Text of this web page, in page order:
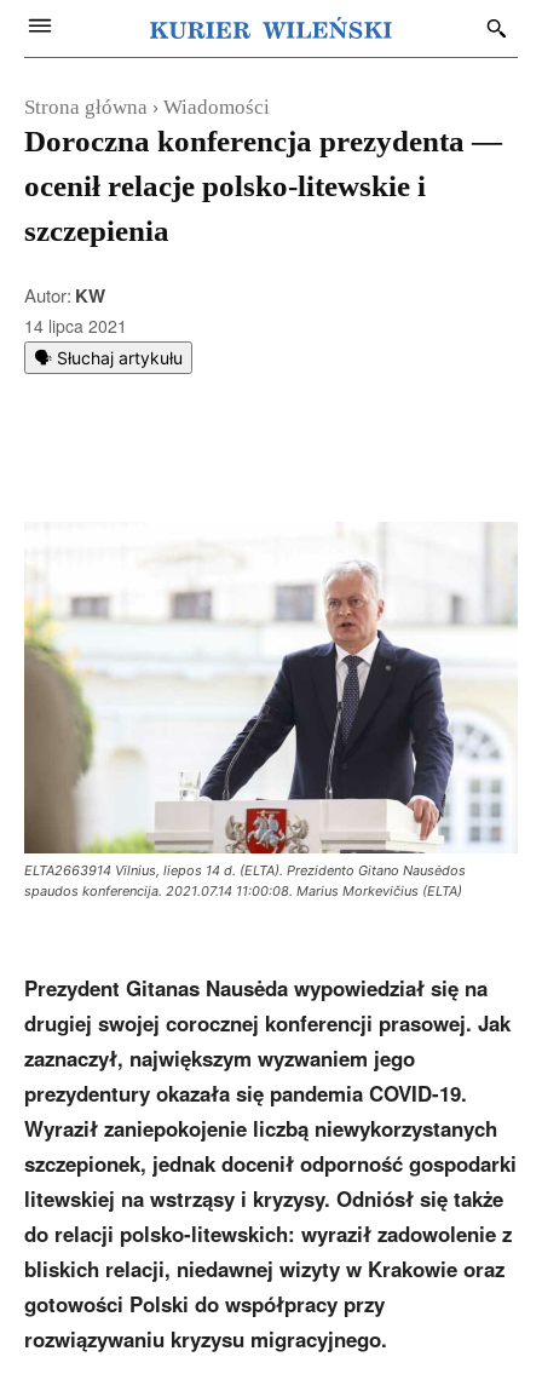
Strona główna Wiadomości
Doroczna konferencja prezydenta —
ocenił relacje polsko-litewskie i
szczepienia
Autor: KW
14 lipca 2021
🗣️ Słuchaj artykułu
ELTA2663914 Vilnius, liepos 14 d. (ELTA). Prezidento Gitano Nausėdos
spaudos konferencija. 2021.07.14 11:00:08. Marius Morkevičius (ELTA)
Prezydent Gitanas Nausėda wypowiedział się na
drugiej swojej corocznej konferencji prasowej. Jak
zaznaczył, największym wyzwaniem jego
prezydentury okazała się pandemia COVID-19.
Wyraził zaniepokojenie liczbą niewykorzystanych
szczepionek, jednak docenił odporność gospodarki
litewskiej na wstrząsy i kryzysy. Odniósł się także
do relacji polsko-litewskich: wyraził zadowolenie z
bliskich relacji, niedawnej wizyty w Krakowie oraz
gotowości Polski do współpracy przy
rozwiązywaniu kryzysu migracyjnego.